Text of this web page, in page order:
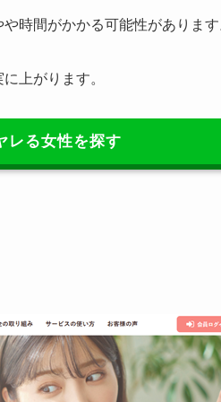
時間がかかる可能性がありま
上がります。
レる女性を探す